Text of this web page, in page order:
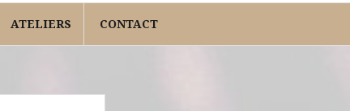
ATELIERS CONTACT